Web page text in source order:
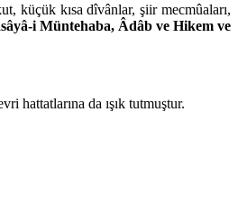
küçük kısa dîvânlar, şiir mecmûaları,
i Müntehaba, Âdâb ve Hikem ve
hattatlarına da ışık tutmuştur.